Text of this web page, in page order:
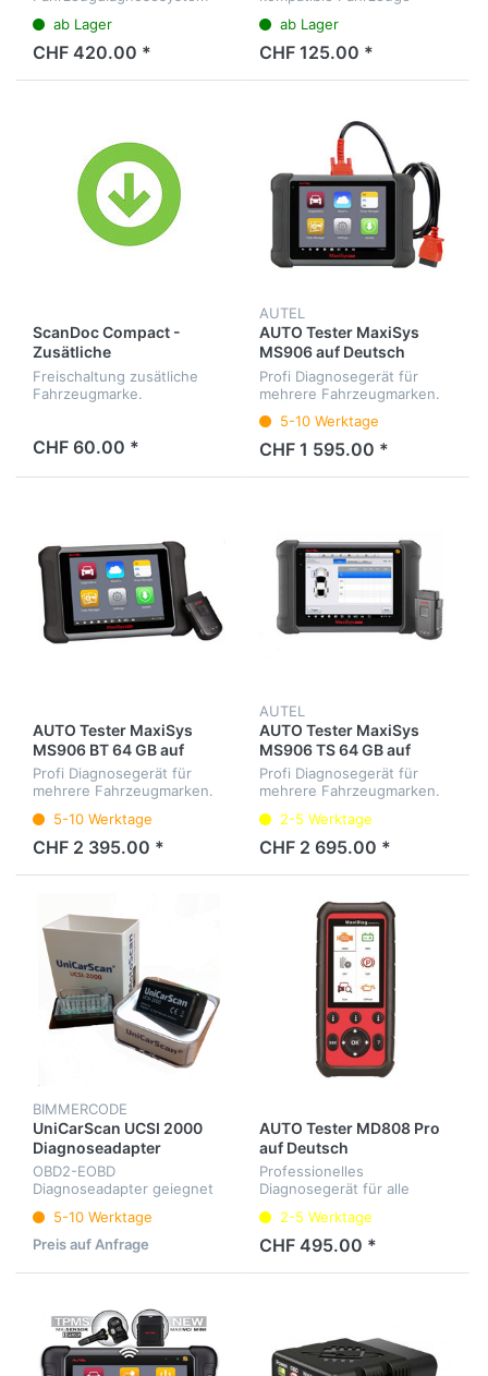
ab Lager
CHF 420.00 *
ab Lager
CHF 125.00 *
ScanDoc Compact -
Zusätliche
Fahrzeugmarke
Freischaltung zusätliche
Fahrzeugmarke.
CHF 60.00 *
AUTEL
AUTO Tester MaxiSys
MS906 auf Deutsch
Profi Diagnosegerät für
mehrere Fahrzeugmarken.
Steuergeräte, Service-
Intervalle, Elektrische-Park-
Deutsch.
5-10 Werktage
CHF 1 595.00 *
AUTO Tester MaxiSys
MS906 BT 64 GB auf
Deutsch
Profi Diagnosegerät für
mehrere Fahrzeugmarken.
Steuergeräte, Service-
Intervalle, Elektrische-Park-
Bremse, etc. Menüsprache
Deutsch.
5-10 Werktage
CHF 2 395.00 *
AUTEL
AUTO Tester MaxiSys
MS906 TS 64 GB auf
Deutsch
Profi Diagnosegerät für
mehrere Fahrzeugmarken.
Steuergeräte, Service-
Intervalle, Elektrische-Park-
Bremse, RDKS(TPMS) etc.
Menüsprache Deutsch.
2-5 Werktage
CHF 2 695.00 *
BIMMERCODE
UniCarScan UCSI 2000
Diagnoseadapter
OBD2-EOBD
Diagnoseadapter geiegnet
5-10 Werktage
Preis auf Anfrage
AUTO Tester MD808 Pro
auf Deutsch
Professionelles
Diagnosegerät für alle
Service.
2-5 Werktage
CHF 495.00 *